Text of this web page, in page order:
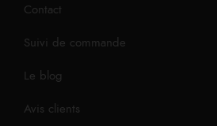
Contact
Suivi de commande
Le blog
Avis clients